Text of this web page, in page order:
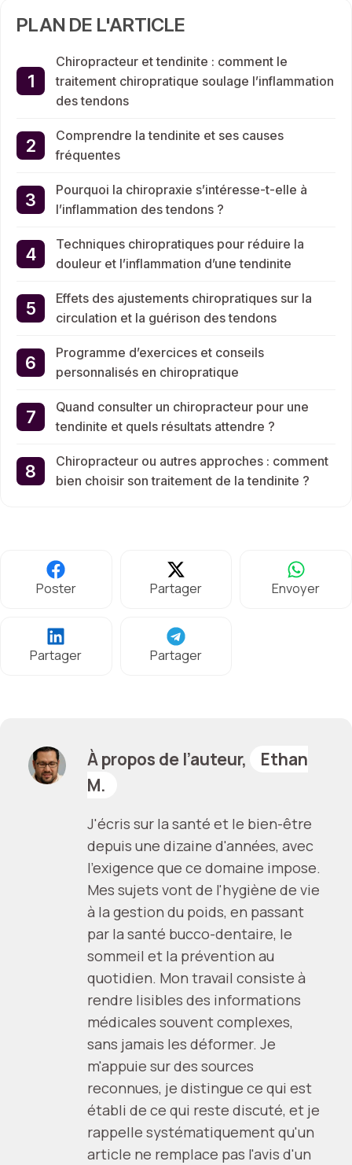
PLAN DE L'ARTICLE
Chiropracteur et tendinite : comment le
traitement chiropratique soulage l’inflammation
des tendons
Comprendre la tendinite et ses causes
fréquentes
Pourquoi la chiropraxie s’intéresse-t-elle à
l’inflammation des tendons ?
Techniques chiropratiques pour réduire la
douleur et l’inflammation d’une tendinite
Effets des ajustements chiropratiques sur la
circulation et la guérison des tendons
Programme d’exercices et conseils
personnalisés en chiropratique
Quand consulter un chiropracteur pour une
tendinite et quels résultats attendre ?
Chiropracteur ou autres approches : comment
bien choisir son traitement de la tendinite ?
Poster Partager Envoyer
Partager Partager
À propos de l’auteur,
Ethan
M.
J'écris sur la santé et le bien-être
depuis une dizaine d'années, avec
l'exigence que ce domaine impose.
Mes sujets vont de l'hygiène de vie
à la gestion du poids, en passant
par la santé bucco-dentaire, le
sommeil et la prévention au
quotidien. Mon travail consiste à
rendre lisibles des informations
médicales souvent complexes,
sans jamais les déformer. Je
m'appuie sur des sources
reconnues, je distingue ce qui est
établi de ce qui reste discuté, et je
rappelle systématiquement qu'un
article ne remplace pas l'avis d'un